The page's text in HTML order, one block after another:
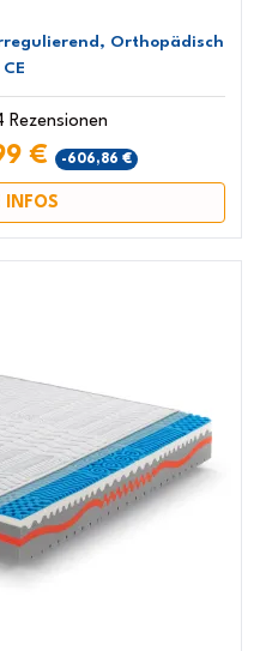
Orthopädisch
Rezensionen
€ -606,86 €
INFOS